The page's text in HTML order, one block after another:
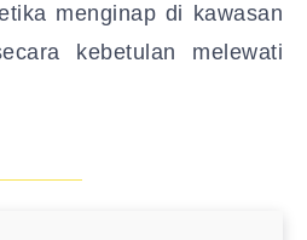
menginap di kawasan
kebetulan melewati